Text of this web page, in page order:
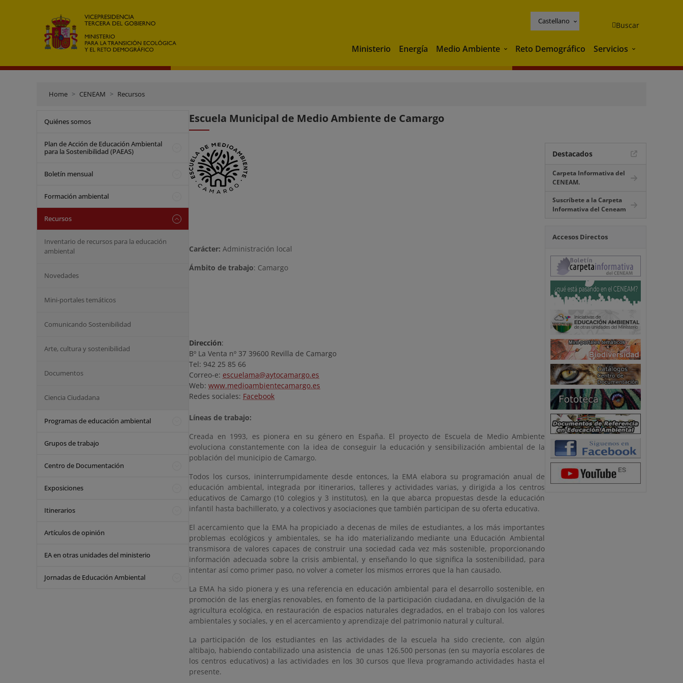
Castellano Buscar
Ministerio Energía Medio Ambiente Medio Ambiente
Reto Demográfico Servicios Servicios
Home CENEAM Recursos
Quiénes somos
Plan de Acción de Educación Ambiental
para la Sostenibilidad (PAEAS)
Boletín mensual
Formación ambiental
Recursos
Inventario de recursos para la educación
ambiental
Novedades
Mini-portales temáticos
Comunicando Sostenibilidad
Arte, cultura y sostenibilidad
Documentos
Ciencia Ciudadana
Programas de educación ambiental
Grupos de trabajo
Centro de Documentación
Exposiciones
Itinerarios
Artículos de opinión
EA en otras unidades del ministerio
Jornadas de Educación Ambiental
Escuela Municipal de Medio Ambiente de Camargo
Carácter: Administración local
Ámbito de trabajo: Camargo
Dirección:
Bº La Venta nº 37 39600 Revilla de Camargo
Tel: 942 25 85 66
Correo-e: escuelama@aytocamargo.es
Web: www.medioambientecamargo.es
Redes sociales: Facebook
Líneas de trabajo:
Creada en 1993, es pionera en su género en España. El proyecto de Escuela de Medio Ambiente
evoluciona constantemente con la idea de conseguir la educación y sensibilización ambiental de la
población del municipio de Camargo.
Todos los cursos, ininterrumpidamente desde entonces, la EMA elabora su programación anual de
educación ambiental, integrada por itinerarios, talleres y actividades varias, y dirigida a los centros
educativos de Camargo (10 colegios y 3 institutos), en la que abarca propuestas desde la educación
infantil hasta bachillerato, y a colectivos y asociaciones que también participan de su oferta educativa.
El acercamiento que la EMA ha propiciado a decenas de miles de estudiantes, a los más importantes
problemas ecológicos y ambientales, se ha ido materializando mediante una Educación Ambiental
transmisora de valores capaces de construir una sociedad cada vez más sostenible, proporcionando
información adecuada sobre la crisis ambiental, y enseñando lo que significa la sostenibilidad, para
intentar así como primer paso, no volver a cometer los mismos errores que la han causado.
La EMA ha sido pionera y es una referencia en educación ambiental para el desarrollo sostenible, en
promoción de las energías renovables, en fomento de la participación ciudadana, en divulgación de la
agricultura ecológica, en restauración de espacios naturales degradados, en el trabajo con los valores
ambientales y sociales, y en el acercamiento y aprendizaje del patrimonio natural y cultural.
La participación de los estudiantes en las actividades de la escuela ha sido creciente, con algún
altibajo, habiendo contabilizado una asistencia de unas 126.500 personas (en su mayoría escolares de
los centros educativos) a las actividades en los 30 cursos que lleva programando actividades hasta el
presente.
Destacados
Carpeta Informativa del
CENEAM.
Suscríbete a la Carpeta
Informativa del Ceneam
Accesos Directos